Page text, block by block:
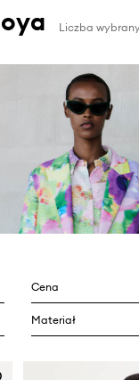
Liczba
Cena
Materiał